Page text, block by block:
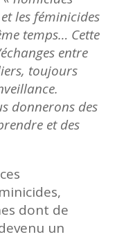
les féminicides
temps… Cette
entre
toujours
donnerons des
et des
dont de
un